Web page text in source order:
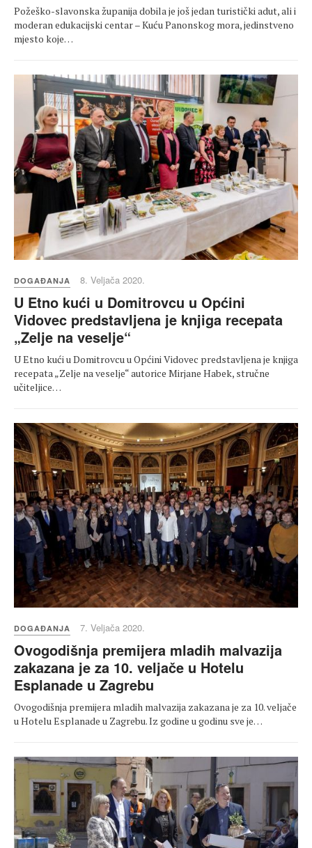
Požeško-slavonska županija dobila je još jedan turistički adut, ali i
moderan edukacijski centar – Kuću Panonskog mora, jedinstveno
mjesto koje…
DOGAĐANJA 8. Veljača 2020.
U Etno kući u Domitrovcu u Općini
Vidovec predstavljena je knjiga recepata
„Zelje na veselje“
U Etno kući u Domitrovcu u Općini Vidovec predstavljena je knjiga
recepata „Zelje na veselje“ autorice Mirjane Habek, stručne
učiteljice…
DOGAĐANJA 7. Veljača 2020.
Ovogodišnja premijera mladih malvazija
zakazana je za 10. veljače u Hotelu
Esplanade u Zagrebu
Ovogodišnja premijera mladih malvazija zakazana je za 10. veljače
u Hotelu Esplanade u Zagrebu. Iz godine u godinu sve je…